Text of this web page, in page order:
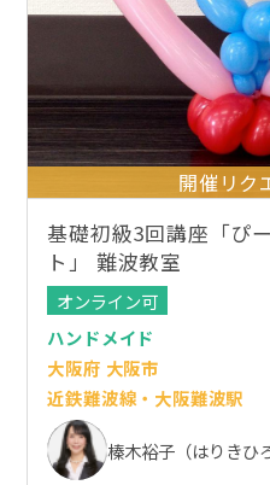
開催リク
基礎初級3回講座「ぴ
ト」 難波教室
オンライン可
ハンドメイド
大阪府 大阪市
近鉄難波線・大阪難波駅
榛木裕子（はりきひ